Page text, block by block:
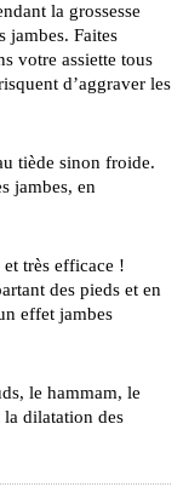
la grossesse
jambes. Faites
votre assiette tous
d’aggraver les
tiède sinon froide.
jambes, en
très efficace !
des pieds et en
effet jambes
le ham­mam, le
dilatation des